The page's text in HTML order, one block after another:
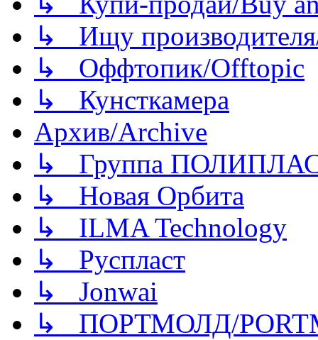
↳ Ищу
↳ Оффтопик/Offtopic
↳ Кунсткамера
Архив/Archive
↳ Группа
↳ Новая Орбита
↳ ILMA Technology
↳ Руспласт
↳ Jonwai
↳ ПОРТМОЛД/